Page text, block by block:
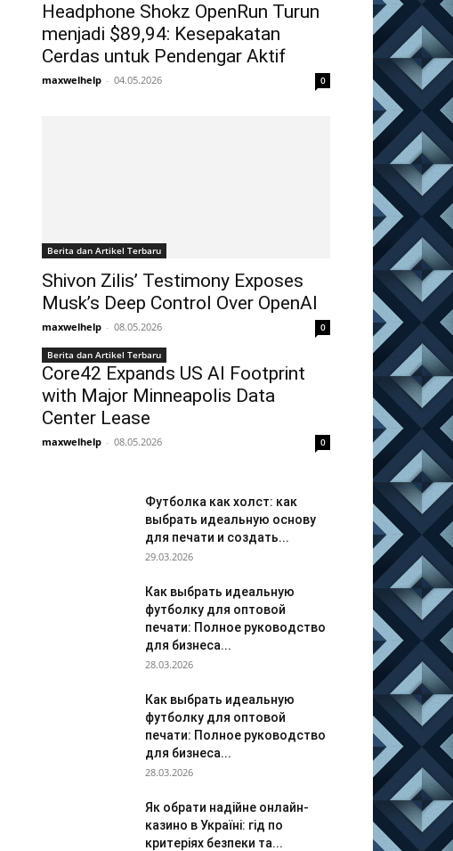
Headphone Shokz OpenRun Turun
menjadi $89,94: Kesepakatan
Cerdas untuk Pendengar Aktif
maxwelhelp - 04.05.2026 0
Berita dan Artikel Terbaru
Shivon Zilis’ Testimony Exposes
Musk’s Deep Control Over OpenAI
maxwelhelp - 08.05.2026 0
Berita dan Artikel Terbaru
Core42 Expands US AI Footprint
with Major Minneapolis Data
Center Lease
maxwelhelp - 08.05.2026 0
Футболка как холст: как
выбрать идеальную основу
для печати и создать...
29.03.2026
Как выбрать идеальную
футболку для оптовой
печати: Полное руководство
для бизнеса...
28.03.2026
Как выбрать идеальную
футболку для оптовой
печати: Полное руководство
для бизнеса...
28.03.2026
Як обрати надійне онлайн-
казино в Україні: гід по
критеріях безпеки та...